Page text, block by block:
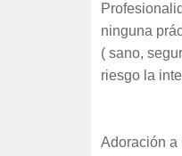
ninguna
( sano,
riesgo la
Adoración